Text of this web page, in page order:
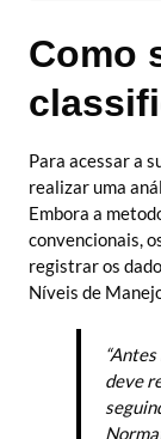
Como
Para acessar a
realizar uma
Embora a
convencionais,
registrar os
Níveis de
deve